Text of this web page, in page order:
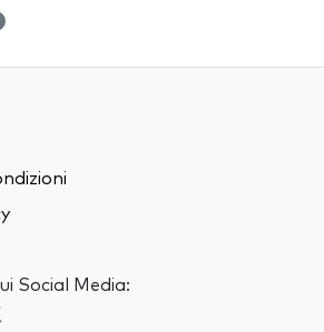
Social Media: